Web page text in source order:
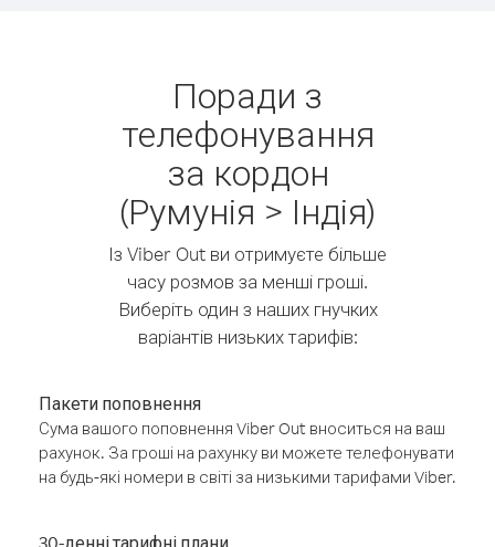
Поради з
телефонування
за кордон
(Румунія > Індія)
Із Viber Out ви отримуєте більше
часу розмов за менші гроші.
Виберіть один з наших гнучких
варіантів низьких тарифів:
Пакети поповнення
Сума вашого поповнення Viber Out вноситься на ваш
рахунок. За гроші на рахунку ви можете телефонувати
на будь-які номери в світі за низькими тарифами Viber.
30-денні тарифні плани